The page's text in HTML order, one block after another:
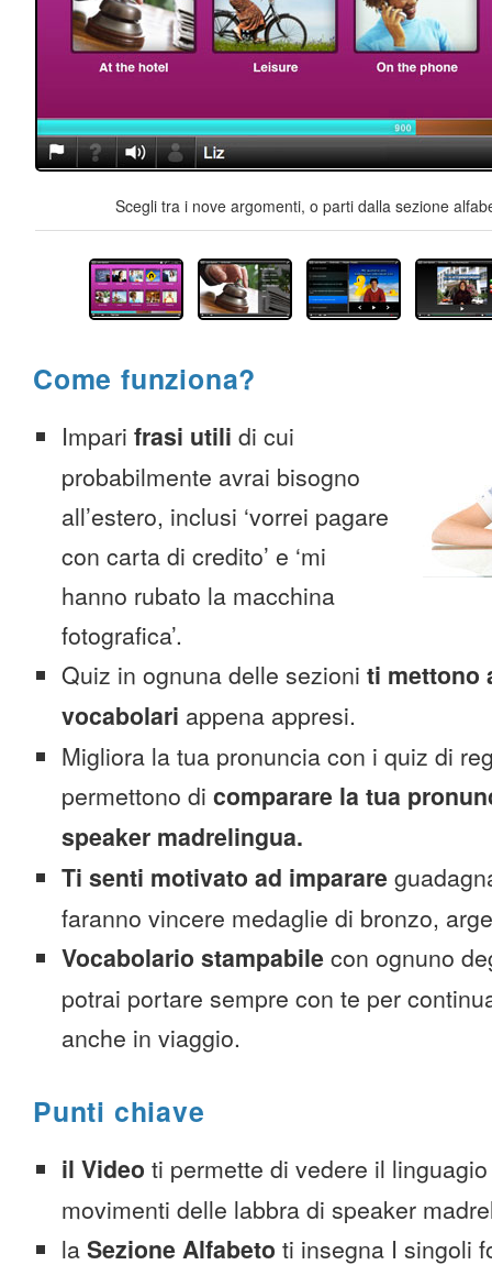
Scegli tra i nove argomenti, o parti dalla sezione
Come funziona?
Impari frasi utili di cui
probabilmente avrai bisogno
all’estero, inclusi ‘vorrei pagare
con carta di credito’ e ‘mi
hanno rubato la macchina
fotografica’.
Quiz in ognuna delle sezioni ti mettono
vocabolari appena appresi.
Migliora la tua pronuncia con i quiz di
permettono di comparare la tua
speaker madrelingua.
Ti senti motivato ad imparare
faranno vincere medaglie di bronzo,
Vocabolario stampabile con ognuno
potrai portare sempre con te per
anche in viaggio.
Punti chiave
il Video ti permette di vedere il
movimenti delle labbra di speaker
la Sezione Alfabeto ti insegna I singoli